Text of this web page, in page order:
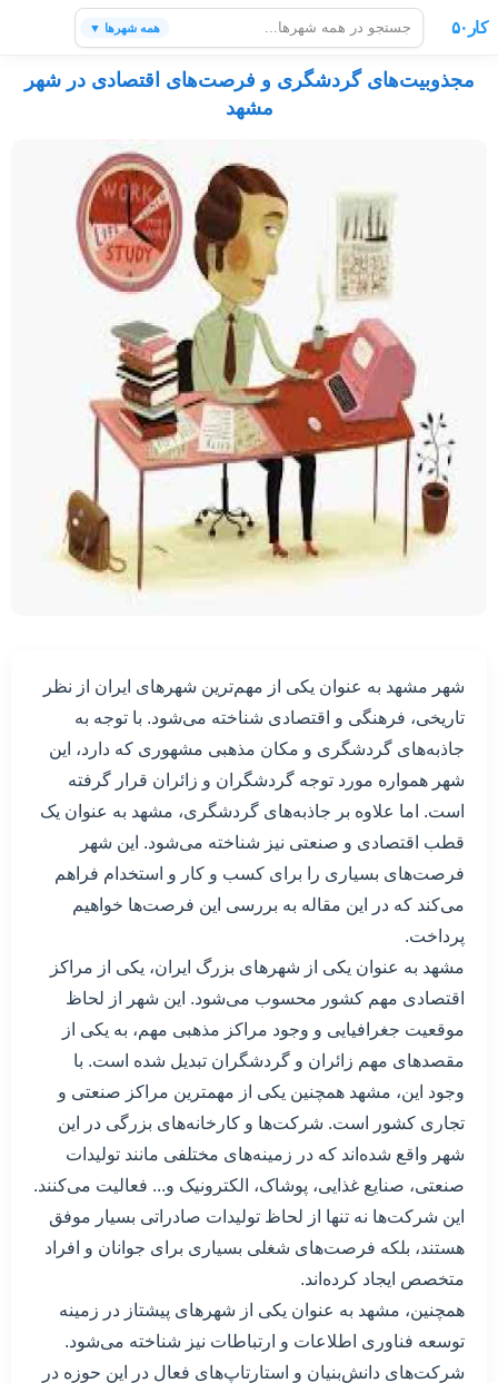
کار۵۰ همه شهرها ▼
مجذوبیت‌های گردشگری و فرصت‌های اقتصادی در شهر
مشهد
شهر مشهد به عنوان یکی از مهم‌ترین شهرهای ایران از نظر
تاریخی، فرهنگی و اقتصادی شناخته می‌شود. با توجه به
جاذبه‌های گردشگری و مکان مذهبی مشهوری که دارد، این
شهر همواره مورد توجه گردشگران و زائران قرار گرفته
است. اما علاوه بر جاذبه‌های گردشگری، مشهد به عنوان یک
قطب اقتصادی و صنعتی نیز شناخته می‌شود. این شهر
فرصت‌های بسیاری را برای کسب و کار و استخدام فراهم
می‌کند که در این مقاله به بررسی این فرصت‌ها خواهیم
پرداخت.
مشهد به عنوان یکی از شهرهای بزرگ ایران، یکی از مراکز
اقتصادی مهم کشور محسوب می‌شود. این شهر از لحاظ
موقعیت جغرافیایی و وجود مراکز مذهبی مهم، به یکی از
مقصدهای مهم زائران و گردشگران تبدیل شده است. با
وجود این، مشهد همچنین یکی از مهمترین مراکز صنعتی و
تجاری کشور است. شرکت‌ها و کارخانه‌های بزرگی در این
شهر واقع شده‌اند که در زمینه‌های مختلفی مانند تولیدات
صنعتی، صنایع غذایی، پوشاک، الکترونیک و... فعالیت می‌کنند.
این شرکت‌ها نه تنها از لحاظ تولیدات صادراتی بسیار موفق
هستند، بلکه فرصت‌های شغلی بسیاری برای جوانان و افراد
متخصص ایجاد کرده‌اند.
همچنین، مشهد به عنوان یکی از شهرهای پیشتاز در زمینه
توسعه فناوری اطلاعات و ارتباطات نیز شناخته می‌شود.
شرکت‌های دانش‌بنیان و استارتاپ‌های فعال در این حوزه در